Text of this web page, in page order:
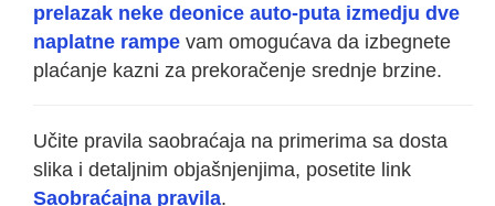
prelazak neke deonice auto-puta izmedju dve
naplatne rampe vam omogućava da izbegnete
plaćanje kazni za prekoračenje srednje brzine.
Učite pravila saobraćaja na primerima sa dosta
slika i detaljnim objašnjenjima, posetite link
Saobraćajna pravila.